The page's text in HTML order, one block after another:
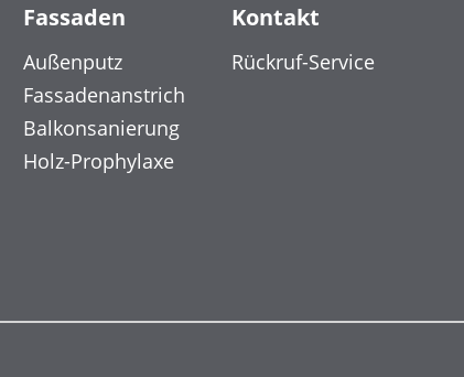
Fassaden
Außenputz
Fassadenanstrich
Balkonsanierung
Holz-Prophylaxe
Kontakt
Rückruf-Service